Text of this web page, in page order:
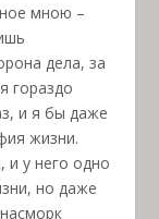
мною –
дела, за
гораздо
и я бы даже
жизни.
и у него одно
но даже